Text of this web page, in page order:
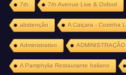
7th 7th Avenue Live & Oxford
abstenção A Caiçara - Cozinha
Administrativo ADMINISTRAÇÃO
A Pamphylia Restaurante Italiano